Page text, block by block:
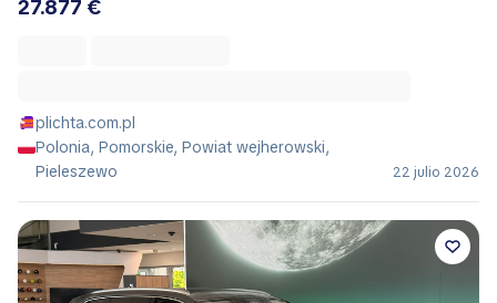
27.877 €
plichta.com.pl
Polonia, Pomorskie, Powiat wejherowski,
Pieleszewo
22 julio 2026